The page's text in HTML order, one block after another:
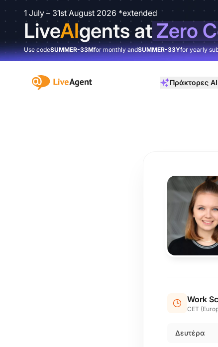
1 July – 31st August 2026 *extended
LiveAIgents atZero
Use codeSUMMER-33Mfor monthly andSUMMER-33Yfor yearly
:site.title Πράκτορες AI
Work
CET
Δευτέρα